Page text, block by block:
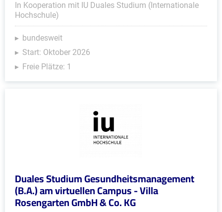
In Kooperation mit IU Duales Studium (Internationale
Hochschule)
bundesweit
Start: Oktober 2026
Freie Plätze: 1
Duales Studium Gesundheitsmanagement
(B.A.) am virtuellen Campus - Villa
Rosengarten GmbH & Co. KG